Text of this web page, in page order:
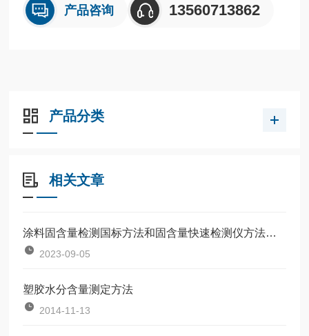
产品咨询 13560713862
产品分类
相关文章
涂料固含量检测国标方法和固含量快速检测仪方法对比
2023-09-05
塑胶水分含量测定方法
2014-11-13